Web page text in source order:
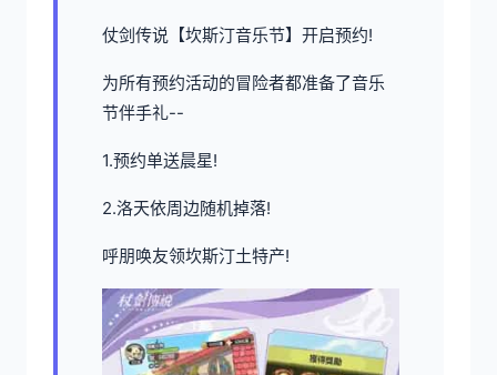
仗剑传说【坎斯汀音乐节】开启预约!
为所有预约活动的冒险者都准备了音乐
节伴手礼--
1.预约单送晨星!
2.洛天依周边随机掉落!
呼朋唤友领坎斯汀土特产!